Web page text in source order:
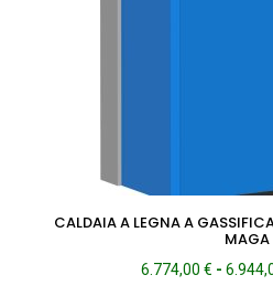
CALDAIA A LEGNA A
MAGA
6.774,00 € -